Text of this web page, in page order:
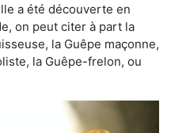
a été découverte en
on peut citer à part la
la Guêpe maçonne,
la Guêpe-frelon, ou